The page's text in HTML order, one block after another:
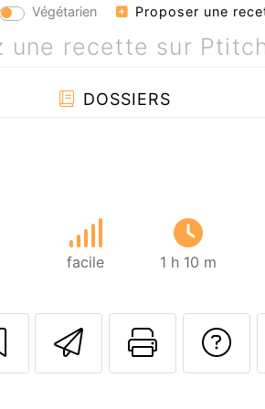
Végétarien Proposer une
DOSSIERS
facile 1 h 10 m
Envoyer